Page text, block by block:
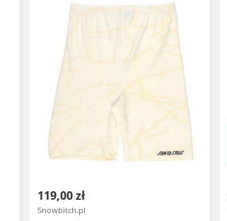
119,00 zł
Snowbitch.pl